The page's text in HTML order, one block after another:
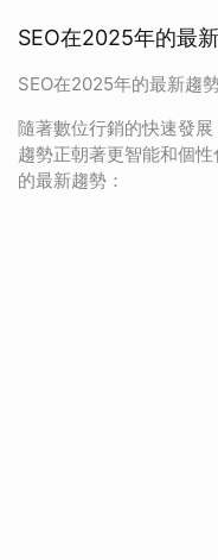
SEO在2025年的最
SEO在2025年的最新趨
隨著數位行銷的快速發展
趨勢正朝著更智能和個
的最新趨勢：